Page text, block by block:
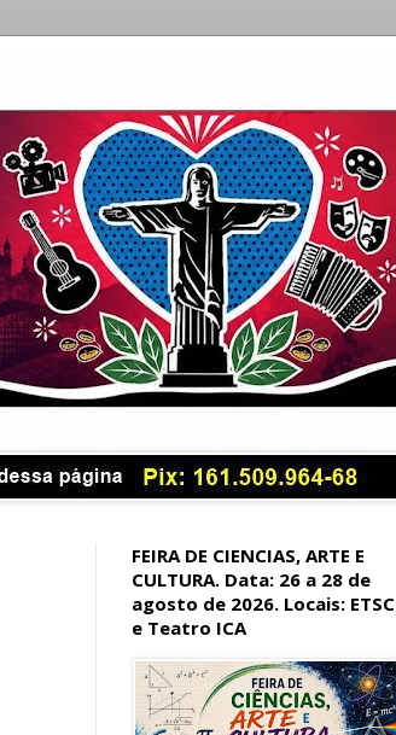
FEIRA DE CIENCIAS, ARTE E
CULTURA. Data: 26 a 28 de
agosto de 2026. Locais: ETSC
e Teatro ICA